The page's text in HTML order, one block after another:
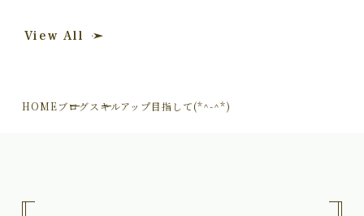
View All
HOMEブログスキルアップ目指して(*^-^*)